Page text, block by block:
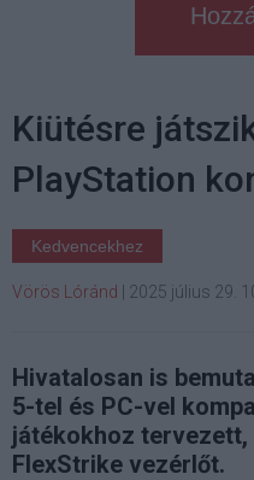
Kiütésre
PlayStation
Kedvencekhez
Vörös Lóránd 2025 július 29.
Hivatalosan is
5-tel és PC-vel
játékokhoz tervezett,
FlexStrike vezérlőt.